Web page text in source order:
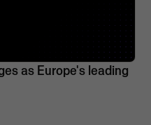
as Europe's leading